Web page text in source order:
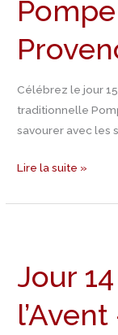
Célébrez le jour
traditionnelle
savourer avec les
Recette
Pompe
Noël
Provençale
Lire la suite »
Jour
Calendrier
de
l’Avent